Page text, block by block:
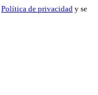
Política de privacidad y se